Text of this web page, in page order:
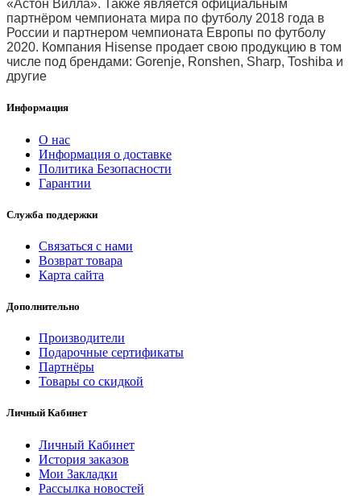
«Астон Вилла». Также является официальным
партнёром чемпионата мира по футболу 2018 года в
России и партнером чемпионата Европы по футболу
2020. Компания Hisense продает свою продукцию в том
числе под брендами: Gorenje, Ronshen, Sharp, Toshiba и
другие
Информация
О нас
Информация о доставке
Политика Безопасности
Гарантии
Служба поддержки
Связаться с нами
Возврат товара
Карта сайта
Дополнительно
Производители
Подарочные сертификаты
Партнёры
Товары со скидкой
Личный Кабинет
Личный Кабинет
История заказов
Мои Закладки
Рассылка новостей